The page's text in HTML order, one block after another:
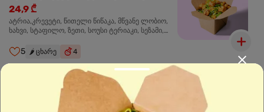
24,9 ₾
ატრია,კრევეტი, წითელი წიწაკა, მწვანე ლობიო,
ხახვი, სტაფილო, ზეთი, სოუსი ტერიაკი, სეზამი,
5 🌶️ ცხარე 4
ბრინჯი კრევეტით